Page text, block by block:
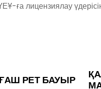
ға лицензиялау
РЕТ БАУЫР